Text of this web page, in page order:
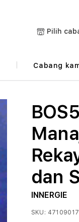
Pilih
Cabang
dan
INNERGIE
SKU: